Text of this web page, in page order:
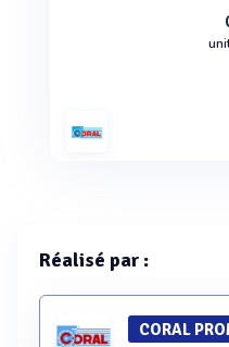
Réalisé par :
CORAL